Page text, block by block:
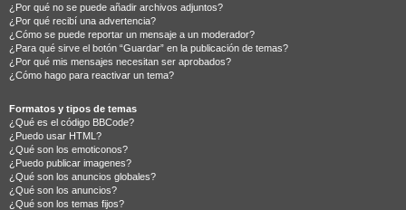
¿Por qué no se puede añadir archivos adjuntos?
¿Por qué recibí una advertencia?
¿Cómo se puede reportar un mensaje a un moderador?
¿Para qué sirve el botón “Guardar” en la publicación de temas?
¿Por qué mis mensajes necesitan ser aprobados?
¿Cómo hago para reactivar un tema?
Formatos y tipos de temas
¿Qué es el código BBCode?
¿Puedo usar HTML?
¿Qué son los emoticonos?
¿Puedo publicar imagenes?
¿Qué son los anuncios globales?
¿Qué son los anuncios?
¿Qué son los temas fijos?